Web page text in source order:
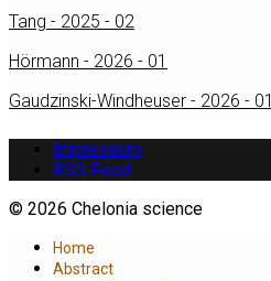
Tang - 2025 - 02
Hörmann - 2026 - 01
Gaudzinski-Windheuser - 2026 - 01
Impressum
RSS Feed
© 2026 Chelonia science
Home
Abstract